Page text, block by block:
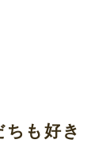
も好き